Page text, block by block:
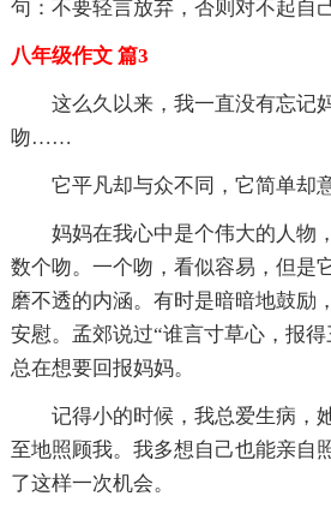
句：不要轻言放弃，否则对不起自
八年级作文 篇3
这么久以来，我一直没有忘记
吻……
它平凡却与众不同，它简单却意
妈妈在我心中是个伟大的人物
数个吻。一个吻，看似容易，但是
磨不透的内涵。有时是暗暗地鼓励
安慰。孟郊说过“谁言寸草心，报
总在想要回报妈妈。
记得小的时候，我总爱生病，
至地照顾我。我多想自己也能亲自
了这样一次机会。